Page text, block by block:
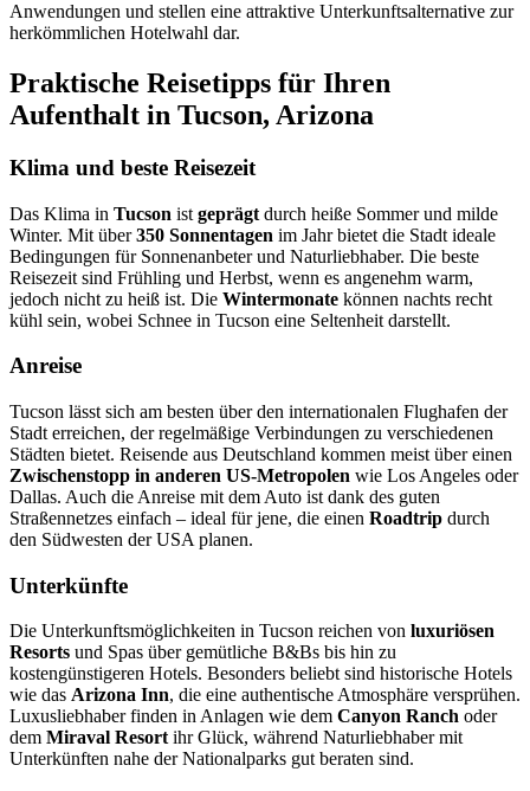
Anwendungen und stellen eine attraktive Unterkunftsalternative zur
herkömmlichen Hotelwahl dar.
Praktische Reisetipps für Ihren
Aufenthalt in Tucson, Arizona
Klima und beste Reisezeit
Das Klima in Tucson ist geprägt durch heiße Sommer und milde
Winter. Mit über350 Sonnentagen im Jahr bietet die Stadt ideale
Bedingungen für Sonnenanbeter und Naturliebhaber. Die beste
Reisezeit sind Frühling und Herbst, wenn es angenehm warm,
jedoch nicht zu heiß ist. Die Wintermonate können nachts recht
kühl sein, wobei Schnee in Tucson eine Seltenheit darstellt.
Anreise
Tucson lässt sich am besten über den internationalen Flughafen der
Stadt erreichen, der regelmäßige Verbindungen zu verschiedenen
Städten bietet. Reisende aus Deutschland kommen meist über einen
Zwischenstopp in anderen US-Metropolen wie Los Angeles oder
Dallas. Auch die Anreise mit dem Auto ist dank des guten
Straßennetzes einfach – ideal für jene, die einen Roadtrip durch
den Südwesten der USA planen.
Unterkünfte
Die Unterkunftsmöglichkeiten in Tucson reichen von luxuriösen
Resorts und Spas über gemütliche B&Bs bis hin zu
kostengünstigeren Hotels. Besonders beliebt sind historische Hotels
wie das Arizona Inn, die eine authentische Atmosphäre versprühen.
Luxusliebhaber finden in Anlagen wie dem Canyon Ranch oder
dem Miraval Resortihr Glück, während Naturliebhaber mit
Unterkünften nahe der Nationalparks gut beraten sind.